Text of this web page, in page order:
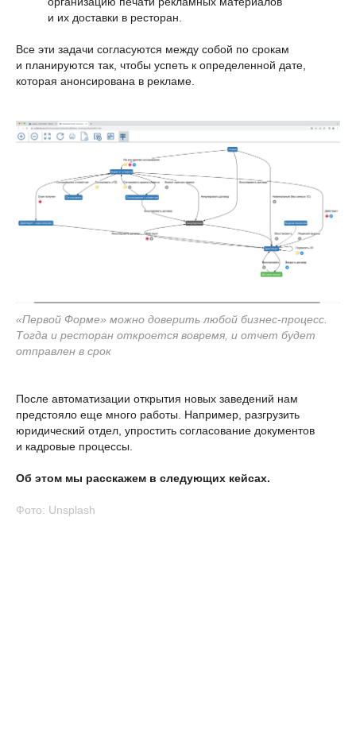
и их доставки в ресторан.
Все эти задачи согласуются между собой по срокам
и планируются так, чтобы успеть к определенной дате,
которая анонсирована в рекламе.
«Первой Форме» можно доверить любой бизнес-процесс.
Тогда и ресторан откроется вовремя, и отчет будет
отправлен в срок
После автоматизации открытия новых заведений нам
предстояло еще много работы. Например, разгрузить
юридический отдел, упростить согласование документов
и кадровые процессы.
Об этом мы расскажем в следующих кейсах.
Фото: Unsplash